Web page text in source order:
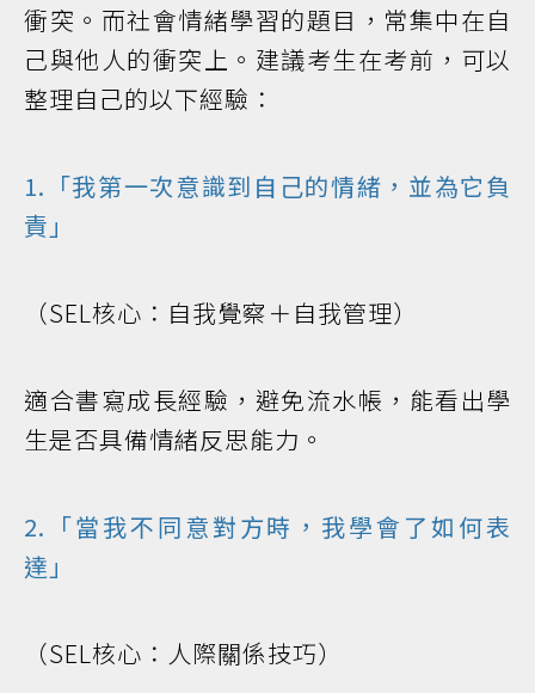
衝突。而社會情緒學習的題目，常集中在自
己與他人的衝突上。建議考生在考前，可以
整理自己的以下經驗：
1.「我第一次意識到自己的情緒，並為它負
責」
（SEL核心：自我覺察＋自我管理）
適合書寫成長經驗，避免流水帳，能看出學
生是否具備情緒反思能力。
2.「當我不同意對方時，我學會了如何表
達」
（SEL核心：人際關係技巧）